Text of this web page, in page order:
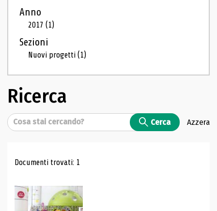
Anno
2017(1)
Sezioni
Nuovi progetti(1)
Ricerca
Cerca Cerca Azzera
Risultati di ricerca
Documenti trovati: 1